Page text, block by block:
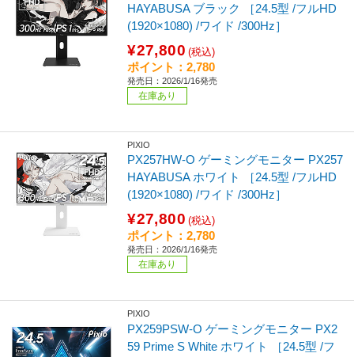
HAYABUSA ブラック ［24.5型 /フルHD
(1920×1080) /ワイド /300Hz］
¥27,800 (税込)
ポイント：2,780
発売日：2026/1/16発売
在庫あり
PIXIO
PX257HW-O ゲーミングモニター PX257
HAYABUSA ホワイト ［24.5型 /フルHD
(1920×1080) /ワイド /300Hz］
¥27,800 (税込)
ポイント：2,780
発売日：2026/1/16発売
在庫あり
PIXIO
PX259PSW-O ゲーミングモニター PX2
59 Prime S White ホワイト ［24.5型 /フ